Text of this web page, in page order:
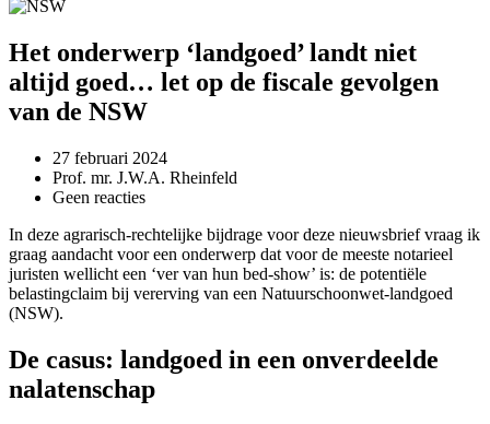
Het onderwerp ‘landgoed’ landt niet
altijd goed… let op de fiscale gevolgen
van de NSW
27 februari 2024
Prof. mr. J.W.A. Rheinfeld
Geen reacties
In deze agrarisch-rechtelijke bijdrage voor deze nieuwsbrief vraag ik
graag aandacht voor een onderwerp dat voor de meeste notarieel
juristen wellicht een ‘ver van hun bed-show’ is: de potentiële
belastingclaim bij vererving van een Natuurschoonwet-landgoed
(NSW).
De casus: landgoed in een onverdeelde
nalatenschap